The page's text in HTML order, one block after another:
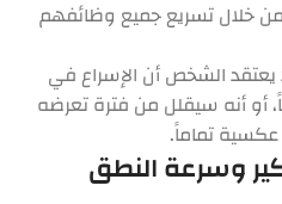
من خلال تسريع جميع وظائفهم
الشخص أن الإسراع في
أو أنه سيقلل من فترة تعرضه
عكسية تماماً.
وسرعة النطق